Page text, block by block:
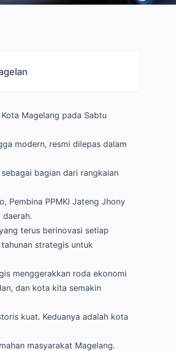
Magelang pada Sabtu
modern, resmi dilepas dalam
bagian dari rangkaian
Pembina PPMKI Jateng Jhony
terus berinovasi setiap
strategis untuk
menggerakkan roda ekonomi
dan kota kita semakin
kuat. Keduanya adalah kota
masyarakat Magelang.